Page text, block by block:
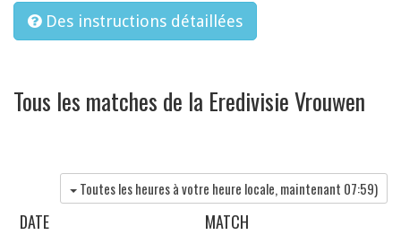
Des instructions détaillées
Tous les matches de la Eredivisie Vrouwen
Toutes les heures à votre heure locale, maintenant 07:59)
DATE MATCH